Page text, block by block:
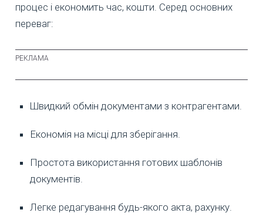
процес і економить час, кошти. Серед основних
переваг:
Швидкий обмін документами з контрагентами.
Економія на місці для зберігання.
Простота використання готових шаблонів
документів.
Легке редагування будь-якого акта, рахунку.